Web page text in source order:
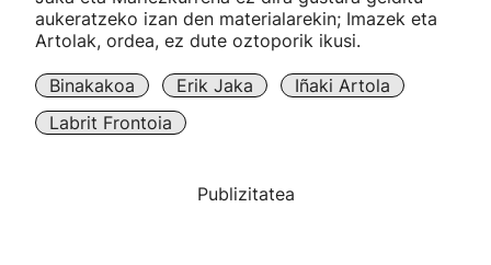
"Helmuga"
aukeratzeko izan den materialarekin; Imazek eta
Artolak, ordea, ez dute oztoporik ikusi.
Binakakoa Erik Jaka
Iñaki Artola
Labrit Frontoia
Publizitatea